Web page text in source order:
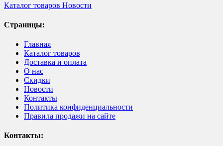
Каталог товаров Новости
Страницы:
Главная
Каталог товаров
Доставка и оплата
О нас
Скидки
Новости
Контакты
Политика конфиденциальности
Правила продажи на сайте
Контакты: